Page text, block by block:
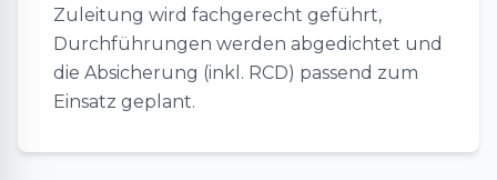
Zuleitung wird fachgerecht geführt,
Durchführungen werden abgedichtet und
die Absicherung (inkl. RCD) passend zum
Einsatz geplant.